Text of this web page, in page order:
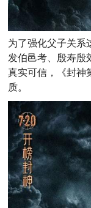
为了强化父子关系
发伯邑考、殷寿殷
真实可信，《封神
质。